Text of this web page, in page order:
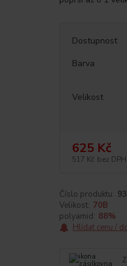
Dostupnost
Barva
Velikost
625 Kč
517 Kč bez DPH
Číslo produktu:
Velikost: 70B
polyamid: 88%
Hlídat cenu /